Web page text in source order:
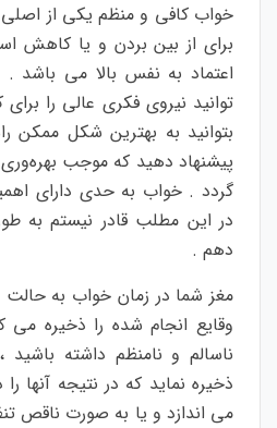
خواب کافی و منظم یکی از
برای از بین بردن و یا کاهش
اعتماد به نفس بالا می باشد
توانید نیروی فکری عالی را
بتوانید به بهترین شکل ممکن
پیشنهاد دهید که موجب
گردد . خواب به حدی دارای
در این مطلب قادر نیستم به
دهم .
مغز شما در زمان خواب به
وقایع انجام شده را ذخیره می
ناسالم و نامنظم داشته باشید
ذخیره نماید که در نتیجه آنها
می اندازد و یا به صورت ناقص